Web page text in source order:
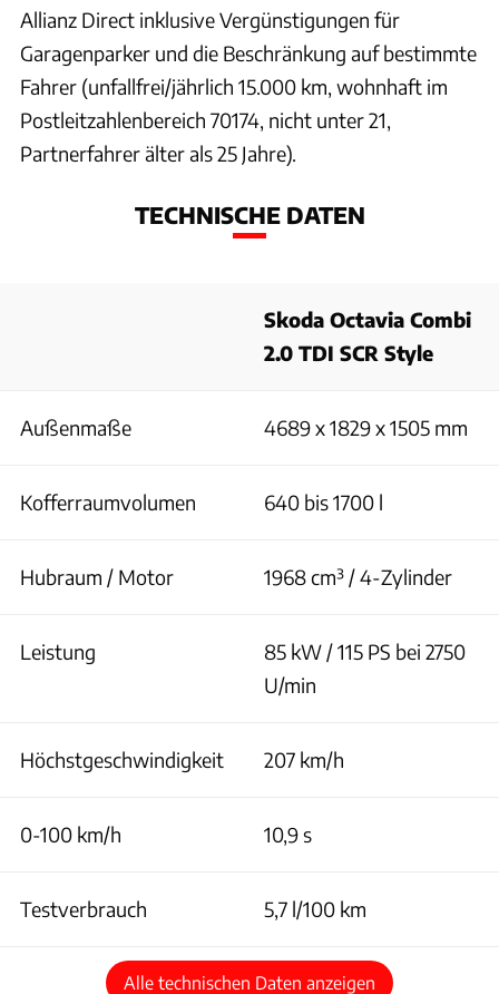
Allianz Direct inklusive Vergünstigungen für
Garagenparker und die Beschränkung auf bestimmte
Fahrer (unfallfrei/jährlich 15.000 km, wohnhaft im
Postleitzahlenbereich 70174, nicht unter 21,
Partnerfahrer älter als 25 Jahre).
TECHNISCHE DATEN
Skoda Octavia Combi
2.0 TDI SCR Style
Außenmaße 4689 x 1829 x 1505 mm
Kofferraumvolumen 640 bis 1700 l
Hubraum / Motor 1968 cm³ / 4-Zylinder
Leistung
85 kW / 115 PS bei 2750
U/min
Höchstgeschwindigkeit 207 km/h
0-100 km/h 10,9 s
Testverbrauch 5,7 l/100 km
Alle technischen Daten anzeigen